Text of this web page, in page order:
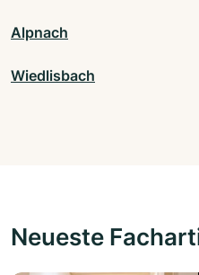
Alpnach
Wiedlisbach
Neueste